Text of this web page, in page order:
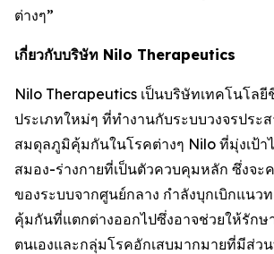
ต่างๆ”
เกี่ยวกับบริษัท Nilo Therapeutics
Nilo Therapeutics เป็นบริษัทเทคโนโล
ประเภทใหม่ๆ ที่ทำงานกับระบบวงจรประ
สมดุลภูมิคุ้มกันในโรคต่างๆ Nilo ที่มุ่งเป้า
สมอง-ร่างกายที่เป็นตัวควบคุมหลัก ซึ่งจะ
ของระบบจากศูนย์กลาง กำลังบุกเบิกแนว
คุ้มกันที่แตกต่างออกไปซึ่งอาจช่วยให้รัก
ตนเองและกลุ่มโรคอักเสบมากมายที่มีส่ว